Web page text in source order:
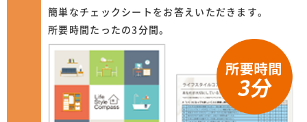
簡単なチェックシートをお答えいただきます。
所要時間たったの3分間。